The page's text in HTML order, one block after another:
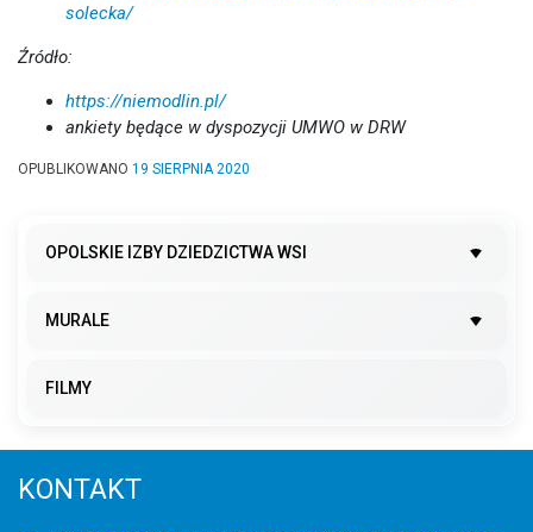
solecka/
Źródło:
https://niemodlin.pl/
ankiety będące w dyspozycji UMWO w DRW
OPUBLIKOWANO 19 SIERPNIA 2020
OPOLSKIE IZBY DZIEDZICTWA WSI
MURALE
FILMY
KONTAKT